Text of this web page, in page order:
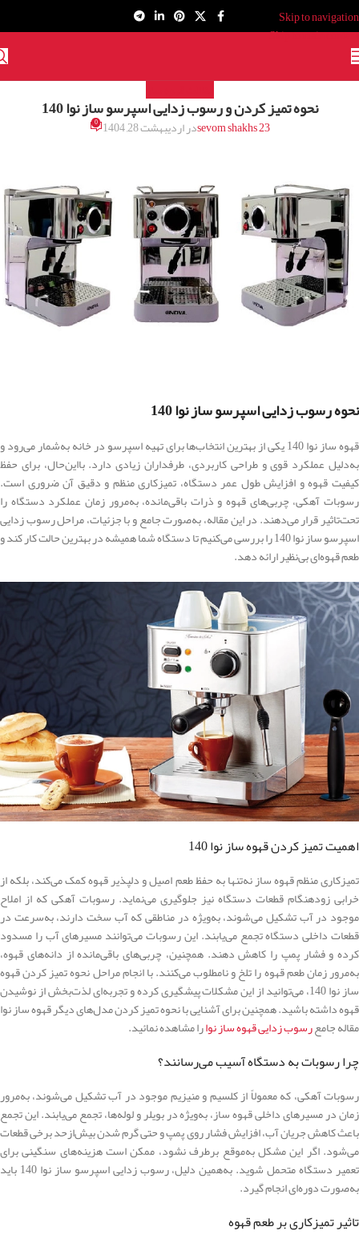
Skip to navigation
Skip to main content
نحوه تميز كردن و رسوب زدایی اسپرسو ساز نوا 140
sevom shakhs 23در اردیبهشت 28, 1404 0
نحوه رسوب زدایی اسپرسو ساز نوا 140
قهوه ساز نوا 140 یکی از بهترین انتخاب‌ها برای تهیه اسپرسو در خانه به‌شمار می‌رود و
به‌دلیل عملکرد قوی و طراحی کاربردی، طرفداران زیادی دارد. بااین‌حال، برای حفظ
کیفیت قهوه و افزایش طول عمر دستگاه، تمیزکاری منظم و دقیق آن ضروری است.
رسوبات آهکی، چربی‌های قهوه و ذرات باقی‌مانده، به‌مرور زمان عملکرد دستگاه را
تحت‌تاثیر قرار می‌دهند. در این مقاله، به‌صورت جامع و با جزئیات، مراحل رسوب زدایی
اسپرسو ساز نوا 140 را بررسی می‌کنیم تا دستگاه شما همیشه در بهترین حالت کار کند و
طعم قهوه‌ای بی‌نظیر ارائه دهد.
اهمیت تمیز کردن قهوه ساز نوا 140
تمیزکاری منظم قهوه ساز نه‌تنها به حفظ طعم اصیل و دلپذیر قهوه کمک می‌کند، بلکه از
خرابی زودهنگام قطعات دستگاه نیز جلوگیری می‌نماید. رسوبات آهکی که از املاح
موجود در آب تشکیل می‌شوند، به‌ویژه در مناطقی که آب سخت دارند، به‌سرعت در
قطعات داخلی دستگاه تجمع می‌یابند. این رسوبات می‌توانند مسیرهای آب را مسدود
کرده و فشار پمپ را کاهش دهند. همچنین، چربی‌های باقی‌مانده از دانه‌های قهوه،
به‌مرور زمان طعم قهوه را تلخ و نامطلوب می‌کنند. با انجام مراحل نحوه تمیز کردن قهوه
ساز نوا 140، می‌توانید از این مشکلات پیشگیری کرده و تجربه‌ای لذت‌بخش از نوشیدن
قهوه داشته باشید. همچنین برای آشنایی با نحوه تمیز کردن مدل‌های دیگر قهوه ساز نوا
مقاله جامعرسوب زدایی قهوه ساز نوارا مشاهده نمائید.
چرا رسوبات به دستگاه آسیب می‌رسانند؟
رسوبات آهکی، که معمولاً از کلسیم و منیزیم موجود در آب تشکیل می‌شوند، به‌مرور
زمان در مسیرهای داخلی قهوه ساز، به‌ویژه در بویلر و لوله‌ها، تجمع می‌یابند. این تجمع
باعث کاهش جریان آب، افزایش فشار روی پمپ و حتی گرم شدن بیش‌ازحد برخی قطعات
می‌شود. اگر این مشکل به‌موقع برطرف نشود، ممکن است هزینه‌های سنگینی برای
تعمیر دستگاه متحمل شوید. به‌همین دلیل، رسوب زدایی اسپرسو ساز نوا 140 باید
به‌صورت دوره‌ای انجام گیرد.
تاثیر تمیزکاری بر طعم قهوه